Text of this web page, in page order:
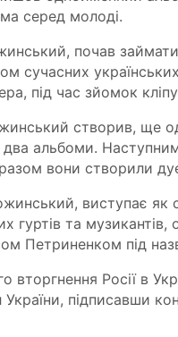
серед молоді.
почав
сучасних
під час зйомок
створив, ще
альбоми.
вони створили
виступає як
гуртів та музикантів,
Петриненком під
вторгнення Росії в
підписавши